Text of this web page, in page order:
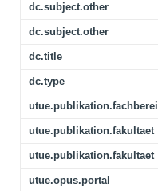
dc.subject.other
dc.subject.other
dc.title
dc.type
utue.publikation.fakultaet
utue.publikation.fakultaet
utue.opus.portal